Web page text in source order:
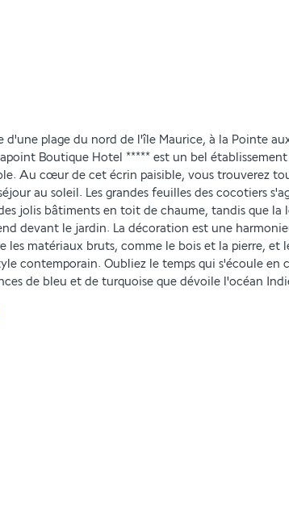
d'une plage du nord de l'île Maurice, à la Pointe
Boutique Hotel ***** est un bel
Au cœur de cet écrin paisible, vous trouverez
au soleil. Les grandes feuilles des cocotiers
jolis bâtiments en toit de chaume, tandis que la
devant le jardin. La décoration est une
les matériaux bruts, comme le bois et la pierre, et
contemporain. Oubliez le temps qui s'écoule en
de bleu et de turquoise que dévoile l'océan